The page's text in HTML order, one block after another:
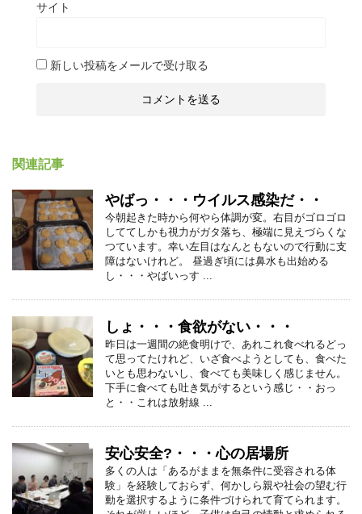
サイト
新しい投稿をメールで受け取る
関連記事
やばっ・・・ウイルス感染だ・・
今朝起きた時から何やら体調が変。右目がゴロゴロ
しててしかも視力がガタ落ち、極端に見えづらくな
つています。幸い左目はなんともないので行動に支
障はないけれど。 昼過ぎ頃には鼻水も出始める
し・・・やばいっす ...
しょ・・・食欲がない・・・
昨日は一週間の絶食明けで、あれこれ食べれるどっ
て思ってたけれど、いざ食べようとしても、食べた
いとも思わないし、食べても美味しく感じません。
下手に食べても吐き気がするという感じ・・おっ
と・・これは放射線 ...
安心安全?・・・心の居場所
多くの人は「あるがままを無条件に受容される体
験」を経験しておらず、何かしら親や社会の望む行
動を選択するように条件づけられて育てられます。